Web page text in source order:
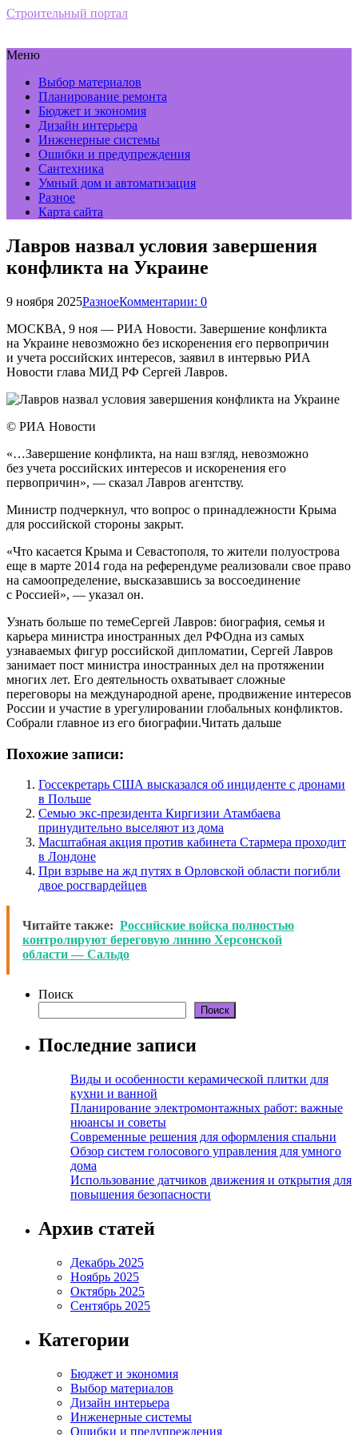
Строительный портал
Меню
Выбор материалов
Планирование ремонта
Бюджет и экономия
Дизайн интерьера
Инженерные системы
Ошибки и предупреждения
Сантехника
Умный дом и автоматизация
Разное
Карта сайта
Лавров назвал условия завершения
конфликта на Украине
9 ноября 2025РазноеКомментарии: 0
МОСКВА, 9 ноя — РИА Новости. Завершение конфликта
на Украине невозможно без искоренения его первопричин
и учета российских интересов, заявил в интервью РИА
Новости глава МИД РФ Сергей Лавров.
© РИА Новости
«…Завершение конфликта, на наш взгляд, невозможно
без учета российских интересов и искоренения его
первопричин», — сказал Лавров агентству.
Министр подчеркнул, что вопрос о принадлежности Крыма
для российской стороны закрыт.
«Что касается Крыма и Севастополя, то жители полуострова
еще в марте 2014 года на референдуме реализовали свое право
на самоопределение, высказавшись за воссоединение
с Россией», — указал он.
Узнать больше по темеСергей Лавров: биография, семья и
карьера министра иностранных дел РФОдна из самых
узнаваемых фигур российской дипломатии, Сергей Лавров
занимает пост министра иностранных дел на протяжении
многих лет. Его деятельность охватывает сложные
переговоры на международной арене, продвижение интересов
России и участие в урегулировании глобальных конфликтов.
Собрали главное из его биографии.Читать дальше
Похожие записи:
Госсекретарь США высказался об инциденте с дронами
в Польше
Семью экс-президента Киргизии Атамбаева
принудительно выселяют из дома
Масштабная акция против кабинета Стармера проходит
в Лондоне
При взрыве на жд путях в Орловской области погибли
двое росгвардейцев
Читайте также: Российские войска полностью
контролируют береговую линию Херсонской
области — Сальдо
Поиск
Поиск
Последние записи
Виды и особенности керамической плитки для
кухни и ванной
Планирование электромонтажных работ: важные
нюансы и советы
Современные решения для оформления спальни
Обзор систем голосового управления для умного
дома
Использование датчиков движения и открытия для
повышения безопасности
Архив статей
Декабрь 2025
Ноябрь 2025
Октябрь 2025
Сентябрь 2025
Категории
Бюджет и экономия
Выбор материалов
Дизайн интерьера
Инженерные системы
Ошибки и предупреждения